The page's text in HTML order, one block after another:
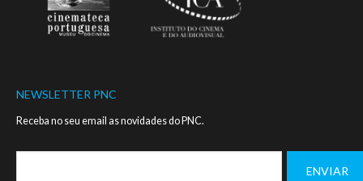
NEWSLETTER PNC
Receba no seu email as novidades do PNC.